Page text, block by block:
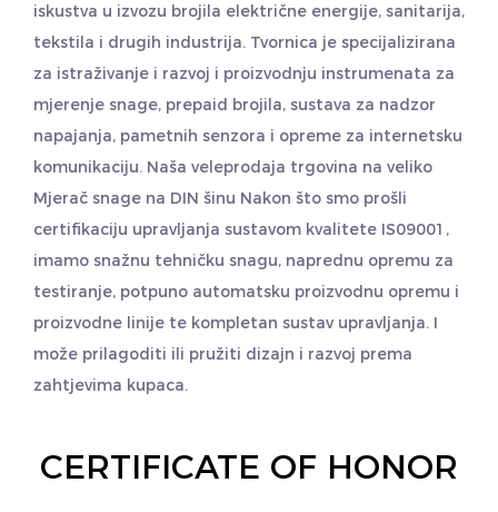
iskustva u izvozu brojila električne energije, sanitarija,
tekstila i drugih industrija. Tvornica je specijalizirana
za istraživanje i razvoj i proizvodnju instrumenata za
mjerenje snage, prepaid brojila, sustava za nadzor
napajanja, pametnih senzora i opreme za internetsku
komunikaciju. Naša veleprodaja trgovina na veliko
Mjerač snage na DIN šinu Nakon što smo prošli
certifikaciju upravljanja sustavom kvalitete IS09001,
imamo snažnu tehničku snagu, naprednu opremu za
testiranje, potpuno automatsku proizvodnu opremu i
proizvodne linije te kompletan sustav upravljanja. I
može prilagoditi ili pružiti dizajn i razvoj prema
zahtjevima kupaca.
CERTIFICATE OF HONOR